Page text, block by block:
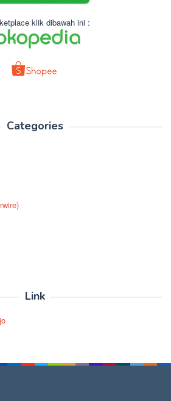
klik dibawah ini :
Categories
Link